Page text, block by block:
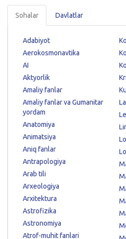
Sohalar Davlatlar
Adabiyot
Aerokosmonavtika
AI
Aktyorlik
Amaliy fanlar
Amaliy fanlar va Gumanitar
yordam
Anatomiya
Animatsiya
Aniq fanlar
Antrapologiya
Arab tili
Arxeologiya
Arxitektura
Astrofizika
Astronomiya
Atrof-muhit fanlari